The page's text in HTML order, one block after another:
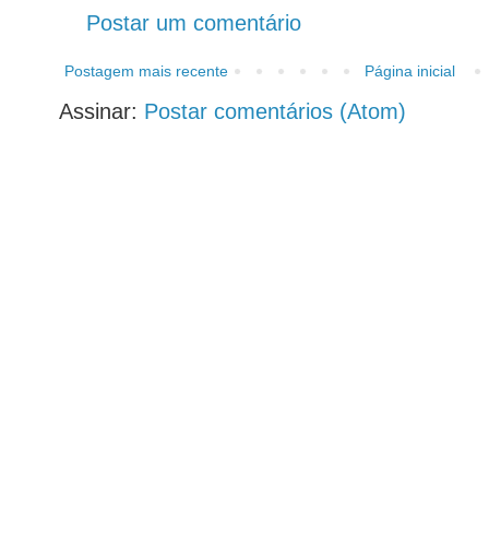
Postar um comentário
Postagem mais recente Página inicial
Assinar: Postar comentários (Atom)